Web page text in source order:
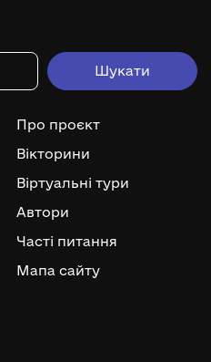
Про проєкт
Вікторини
Віртуальні тури
Автори
Часті питання
Мапа сайту